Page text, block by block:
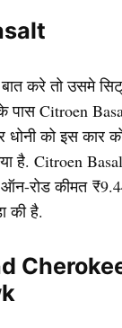
बात करे तो उसमे
पास Citroen
को इस कार
है. Citroen
रोड कीमत
की है.